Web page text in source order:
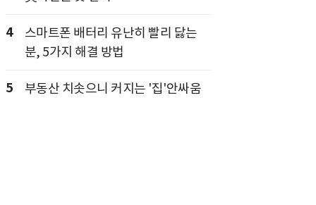
4
스마트폰 배터리 유난히 빨리 닳는
분, 5가지 해결 방법
5 부동산 치솟으니 커지는 '집'안싸움